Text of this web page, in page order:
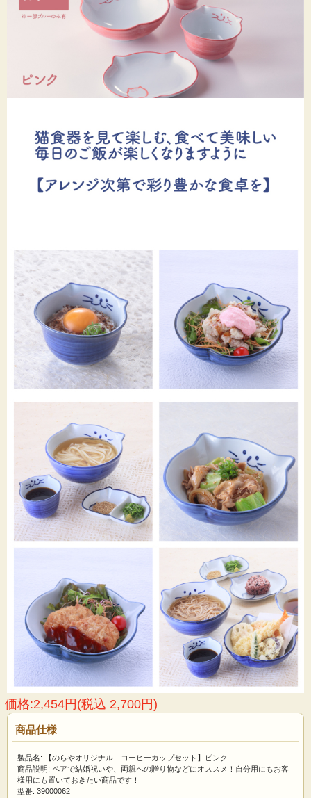
価格:2,454円(税込 2,700円)
商品仕様
製品名: 【のらやオリジナル コーヒーカップセット】ピンク
商品説明: ペアで結婚祝いや、両親への贈り物などにオススメ！自分用にもお客
様用にも置いておきたい商品です！
型番: 39000062